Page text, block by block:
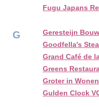
Fugu Japans
G
Geresteijn
Goodfella's
Grand Café de
Greens
Groter in
Gulden Clock